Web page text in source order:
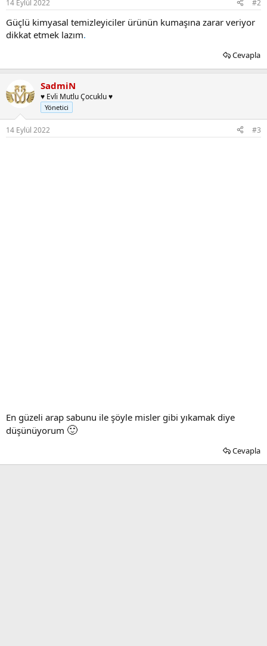
14 Eylül 2022 #2
Güçlü kimyasal temizleyiciler ürünün kumaşına zarar veriyor
dikkat etmek lazım.
Cevapla
SadmiN
♥ Evli Mutlu Çocuklu ♥
Yönetici
14 Eylül 2022 #3
En güzeli arap sabunu ile şöyle misler gibi yıkamak diye
düşünüyorum 🙂
Cevapla